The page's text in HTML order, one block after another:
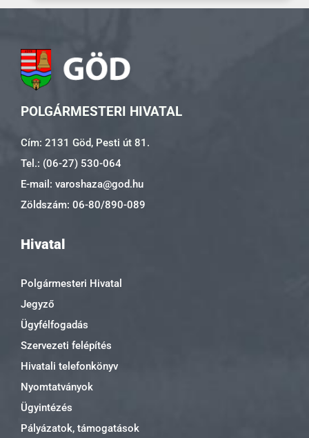
POLGÁRMESTERI HIVATAL
Cím: 2131 Göd, Pesti út 81.
Tel.: (06-27) 530-064
E-mail: varoshaza@god.hu
Zöldszám: 06-80/890-089
Hivatal
Polgármesteri Hivatal
Jegyző
Ügyfélfogadás
Szervezeti felépítés
Hivatali telefonkönyv
Nyomtatványok
Ügyintézés
Pályázatok, támogatások